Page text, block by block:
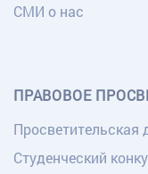
СМИ о нас
ПРАВОВОЕ
Просветительская
Студенческий